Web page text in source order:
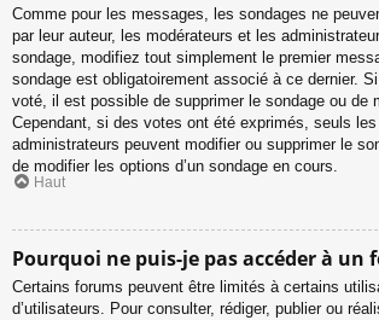
Comme pour les messages, les sondages ne
par leur auteur, les modérateurs et les
sondage, modifiez tout simplement le premier
sondage est obligatoirement associé à ce dernier. Si
voté, il est possible de supprimer le sondage ou de
Cependant, si des votes ont été exprimés, seuls
administrateurs peuvent modifier ou supprimer le
de modifier les options d’un sondage en cours.
Haut
Pourquoi ne puis-je pas accéder à un
Certains forums peuvent être limités à certains
d’utilisateurs. Pour consulter, rédiger, publier ou